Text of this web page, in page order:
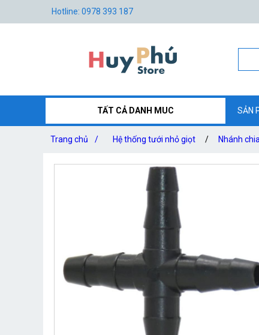
Hotline: 0978 393 187
TẤT CẢ DANH MUC SẢN
Trang chủ / Hệ thống tưới nhỏ giọt / Nhánh